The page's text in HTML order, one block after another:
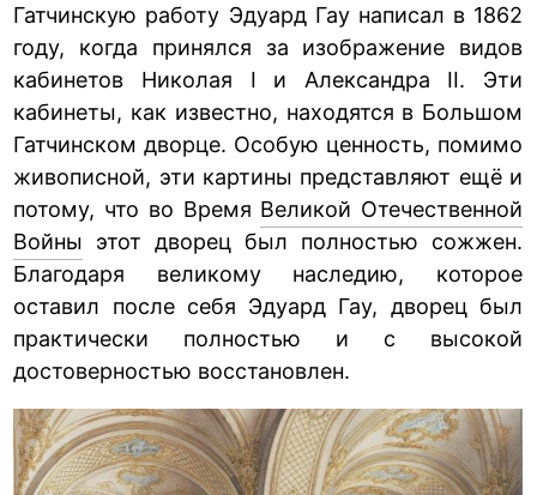
Гатчинскую работу Эдуард Гау написал в 1862
году, когда принялся за изображение видов
кабинетов Николая I и Александра II. Эти
кабинеты, как известно, находятся в Большом
Гатчинском дворце. Особую ценность, помимо
живописной, эти картины представляют ещё и
потому, что во Время Великой Отечественной
Войны этот дворец был полностью сожжен.
Благодаря великому наследию, которое
оставил после себя Эдуард Гау, дворец был
практически полностью и с высокой
достоверностью восстановлен.